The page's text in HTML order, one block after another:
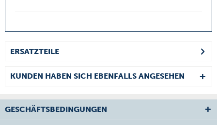
ERSATZTEILE
KUNDEN HABEN SICH EBENFALLS ANGESEHEN
GESCHÄFTSBEDINGUNGEN